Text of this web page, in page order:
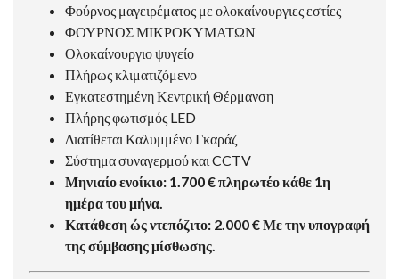
Φούρνος μαγειρέματος με ολοκαίνουργιες εστίες
ΦΟΥΡΝΟΣ ΜΙΚΡΟΚΥΜΑΤΩΝ
Ολοκαίνουργιο ψυγείο
Πλήρως κλιματιζόμενο
Εγκατεστημένη Κεντρική Θέρμανση
Πλήρης φωτισμός LED
Διατίθεται Καλυμμένο Γκαράζ
Σύστημα συναγερμού και CCTV
Μηνιαίο ενοίκιο: 1.700 € πληρωτέο κάθε 1η
ημέρα του μήνα.
Κατάθεση ώς ντεπόζιτο: 2.000 € Με την υπογραφή
της σύμβασης μίσθωσης.